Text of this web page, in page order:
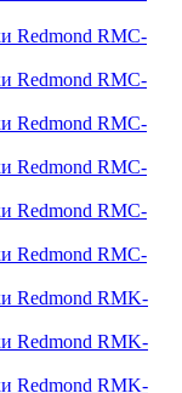
Redmond RMC-
Redmond RMC-
Redmond RMC-
Redmond RMC-
Redmond RMC-
Redmond RMC-
Redmond RMK-
Redmond RMK-
Redmond RMK-